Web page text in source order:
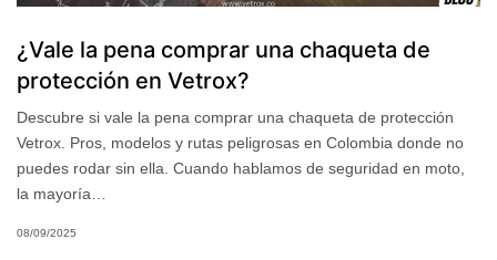
¿Vale la pena comprar una chaqueta de
protección en Vetrox?
Descubre si vale la pena comprar una chaqueta de protección
Vetrox. Pros, modelos y rutas peligrosas en Colombia donde no
puedes rodar sin ella. Cuando hablamos de seguridad en moto,
la mayoría…
08/09/2025